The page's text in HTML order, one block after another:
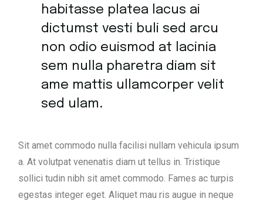
habitasse platea lacus ai
dictumst vesti buli sed arcu
non odio euismod at lacinia
sem nulla pharetra diam sit
ame mattis ullamcorper velit
sed ulam.
Sit amet commodo nulla facilisi nullam vehicula ipsum
a. At volutpat venenatis diam ut tellus in. Tristique
sollici tudin nibh sit amet commodo. Fames ac turpis
egestas integer eget. Aliquet mau ris augue in neque